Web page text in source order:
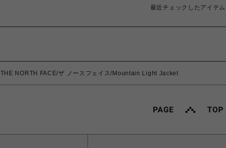
最近チェックしたアイテム
THE NORTH FACE/ザ ノースフェイス/Mountain Light Jacket